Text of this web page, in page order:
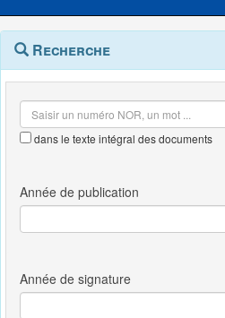
Navigation
outils
Menu
contextuel
Recherche
dans le texte intégral des documents